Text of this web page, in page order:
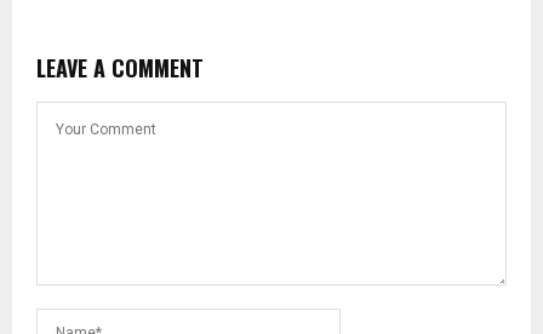
LEAVE A COMMENT